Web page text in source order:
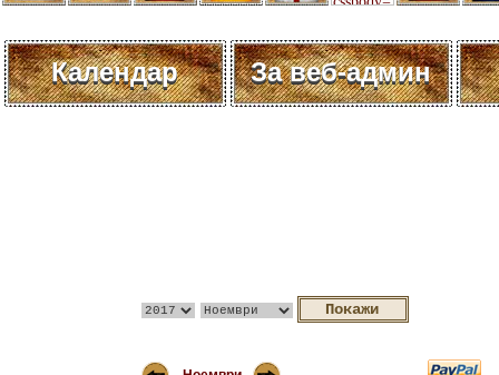
Календар За веб-админ